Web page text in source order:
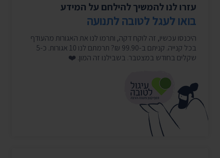
עזרו לנו להמשיך להילחם על המידע
בואו לעגל לטובה לתנועה
היכנסו עכשיו, זה לוקח דקה, ותרמו לנו את האגורות מהעודף
בכל קנייה. קניתם ב-99.90 ₪? תרמתם לנו 10 אגורות. כ-5
שקלים בחודש במצטבר. בשבילנו זה המון. ❤️